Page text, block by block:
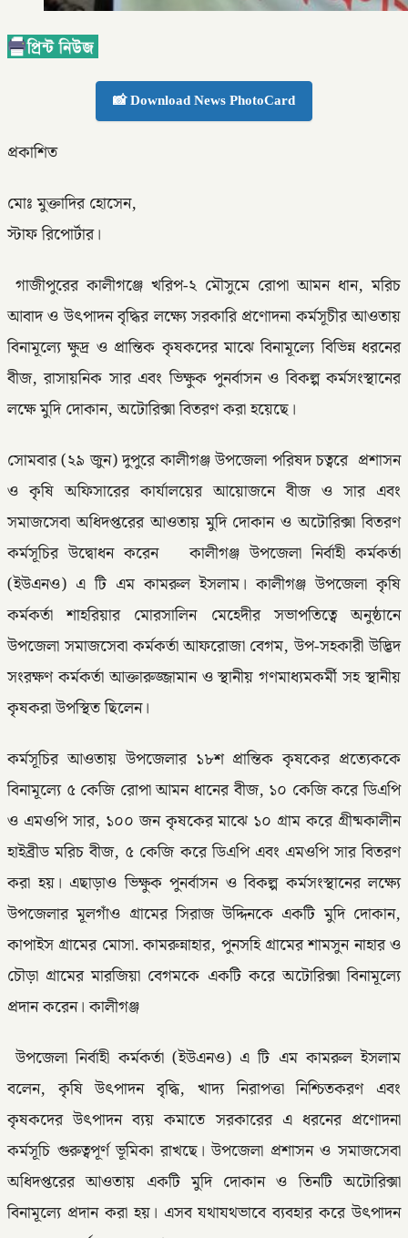
📸 Download News PhotoCard
প্রকাশিত
মোঃ মুক্তাদির হোসেন,
স্টাফ রিপোর্টার।
গাজীপুরের কালীগঞ্জে খরিপ-২ মৌসুমে রোপা আমন ধান, মরিচ
আবাদ ও উৎপাদন বৃদ্ধির লক্ষ্যে সরকারি প্রণোদনা কর্মসূচীর আওতায়
বিনামূল্যে ক্ষুদ্র ও প্রান্তিক কৃষকদের মাঝে বিনামূল্যে বিভিন্ন ধরনের
বীজ, রাসায়নিক সার এবং ভিক্ষুক পুনর্বাসন ও বিকল্প কর্মসংস্থানের
লক্ষে মুদি দোকান, অটোরিক্সা বিতরণ করা হয়েছে।
সোমবার (২৯ জুন) দুপুরে কালীগঞ্জ উপজেলা পরিষদ চত্বরে প্রশাসন
ও কৃষি অফিসারের কার্যালয়ের আয়োজনে বীজ ও সার এবং
সমাজসেবা অধিদপ্তরের আওতায় মুদি দোকান ও অটোরিক্সা বিতরণ
কর্মসূচির উদ্বোধন করেন কালীগঞ্জ উপজেলা নির্বাহী কর্মকর্তা
(ইউএনও) এ টি এম কামরুল ইসলাম। কালীগঞ্জ উপজেলা কৃষি
কর্মকর্তা শাহরিয়ার মোরসালিন মেহেদীর সভাপতিত্বে অনুষ্ঠানে
উপজেলা সমাজসেবা কর্মকর্তা আফরোজা বেগম, উপ-সহকারী উদ্ভিদ
সংরক্ষণ কর্মকর্তা আক্তারুজ্জামান ও স্থানীয় গণমাধ্যমকর্মী সহ স্থানীয়
কৃষকরা উপস্থিত ছিলেন।
কর্মসূচির আওতায় উপজেলার ১৮শ প্রান্তিক কৃষকের প্রত্যেককে
বিনামূল্যে ৫ কেজি রোপা আমন ধানের বীজ, ১০ কেজি করে ডিএপি
ও এমওপি সার, ১০০ জন কৃষকের মাঝে ১০ গ্রাম করে গ্রীষ্মকালীন
হাইব্রীড মরিচ বীজ, ৫ কেজি করে ডিএপি এবং এমওপি সার বিতরণ
করা হয়। এছাড়াও ভিক্ষুক পুনর্বাসন ও বিকল্প কর্মসংস্থানের লক্ষ্যে
উপজেলার মূলগাঁও গ্রামের সিরাজ উদ্দিনকে একটি মুদি দোকান,
কাপাইস গ্রামের মোসা. কামরুন্নাহার, পুনসহি গ্রামের শামসুন নাহার ও
চৌড়া গ্রামের মারজিয়া বেগমকে একটি করে অটোরিক্সা বিনামূল্যে
প্রদান করেন। কালীগঞ্জ
উপজেলা নির্বাহী কর্মকর্তা (ইউএনও) এ টি এম কামরুল ইসলাম
বলেন, কৃষি উৎপাদন বৃদ্ধি, খাদ্য নিরাপত্তা নিশ্চিতকরণ এবং
কৃষকদের উৎপাদন ব্যয় কমাতে সরকারের এ ধরনের প্রণোদনা
কর্মসূচি গুরুত্বপূর্ণ ভূমিকা রাখছে। উপজেলা প্রশাসন ও সমাজসেবা
অধিদপ্তরের আওতায় একটি মুদি দোকান ও তিনটি অটোরিক্সা
বিনামূল্যে প্রদান করা হয়। এসব যথাযথভাবে ব্যবহার করে উৎপাদন